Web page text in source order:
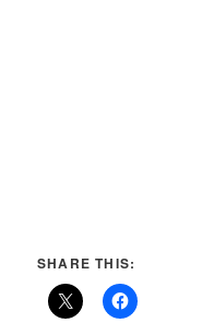
SHARE THIS: